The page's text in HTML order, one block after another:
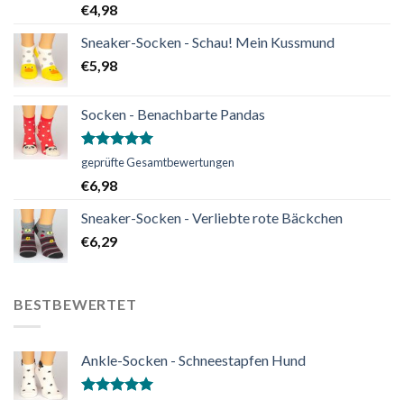
von 5
€4,98
Sneaker-Socken - Schau! Mein Kussmund
€5,98
Socken - Benachbarte Pandas
Bewertet
von 5
geprüfte Gesamtbewertungen
€6,98
Sneaker-Socken - Verliebte rote Bäckchen
€6,29
BESTBEWERTET
Ankle-Socken - Schneestapfen Hund